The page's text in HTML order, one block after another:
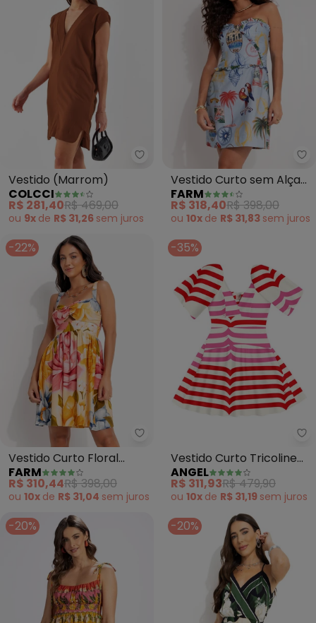
Colcci - Vestido (Marrom)
Vestido (Marrom)
COLCCI
R$ 281,40R$ 469,00
ou 9x de R$ 31,26 sem juros
Vestido Curto sem Alça
Tropical Vintage (Azul)
FARM
R$ 318,40R$ 398,00
ou 10x de R$ 31,83 sem juros
-22%
Farm - Vestido Curto Floral
Vestido Curto Floral
Rebeca (Amarelo)
FARM
R$ 310,44R$ 398,00
ou 10x de R$ 31,04 sem juros
-35%
Vestido Curto Tricoline
Estampada (Vermelho)
ANGEL
R$ 311,93R$ 479,90
ou 10x de R$ 31,19 sem juros
-20% -20%